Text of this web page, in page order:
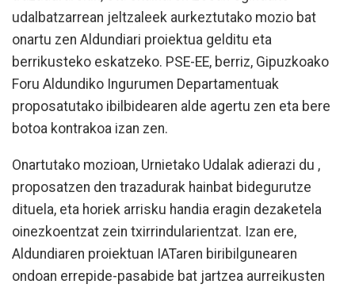
udalbatzarrean jeltzaleek aurkeztutako mozio bat
onartu zen Aldundiari proiektua gelditu eta
berrikusteko eskatzeko. PSE-EE, berriz, Gipuzkoako
Foru Aldundiko Ingurumen Departamentuak
proposatutako ibilbidearen alde agertu zen eta bere
botoa kontrakoa izan zen.
Onartutako mozioan, Urnietako Udalak adierazi du ,
proposatzen den trazadurak hainbat bidegurutze
dituela, eta horiek arrisku handia eragin dezaketela
oinezkoentzat zein txirrindularientzat. Izan ere,
Aldundiaren proiektuan IATaren biribilgunearen
ondoan errepide-pasabide bat jartzea aurreikusten